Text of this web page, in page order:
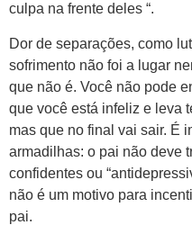
culpa na frente deles “.
Dor de separações, como
sofrimento não foi a lugar
que não é. Você não pode
que você está infeliz e leva
mas que no final vai sair. É
armadilhas: o pai não deve
confidentes ou
não é um motivo para
pai.